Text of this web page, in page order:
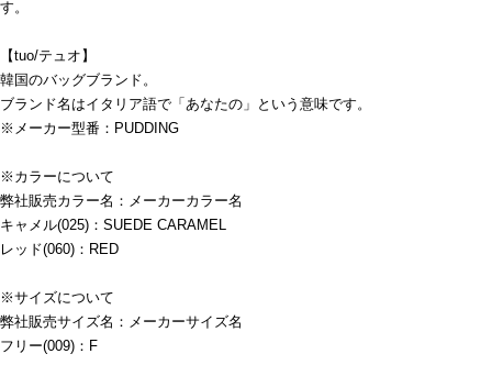
す。
【tuo/テュオ】
韓国のバッグブランド。
ブランド名はイタリア語で「あなたの」という意味です。
※メーカー型番：PUDDING
※カラーについて
弊社販売カラー名：メーカーカラー名
キャメル(025)：SUEDE CARAMEL
レッド(060)：RED
※サイズについて
弊社販売サイズ名：メーカーサイズ名
フリー(009)：F